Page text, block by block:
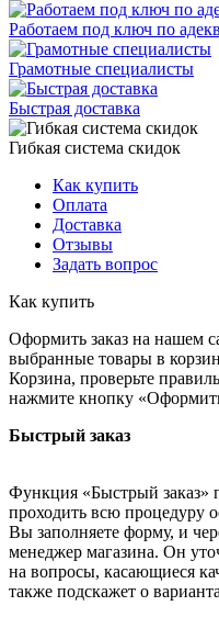
Работаем под ключ по
Грамотные специалисты
Быстрая доставка
Гибкая система скидок
Как купить
Оплата
Доставка
Отзывы
Задать вопрос
Как купить
Оформить заказ на нашем
выбранные товары в
Корзина, проверьте
нажмите кнопку
Быстрый заказ
Функция «Быстрый заказ»
проходить всю процедуру
Вы заполняете форму, и
менеджер магазина. Он
на вопросы, касающиеся
также подскажет о